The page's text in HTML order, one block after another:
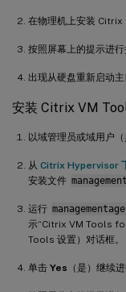
在物理机上安装 Citrix
按照屏幕上的提示进行
出现从硬盘重新启动主
安装 Citrix VM
以域管理员或域用户
从 Citrix Hypervisor
安装文件
运行
示“Citrix VM Tools
Tools 设置）对话框。
单击 Yes （是）继续